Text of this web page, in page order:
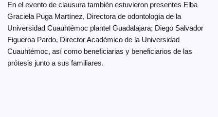
En el evento de clausura también estuvieron presentes Elba
Graciela Puga Martínez, Directora de odontología de la
Universidad Cuauhtémoc plantel Guadalajara; Diego Salvador
Figueroa Pardo, Director Académico de la Universidad
Cuauhtémoc, así como beneficiarias y beneficiarios de las
prótesis junto a sus familiares.